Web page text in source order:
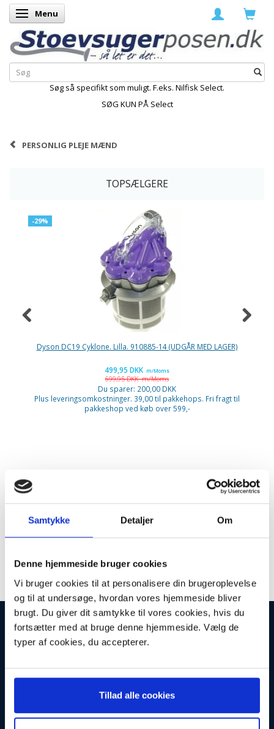
Samtykke Detaljer Om
Denne hjemmeside bruger cookies
Vi bruger cookies til at personalisere din brugeroplevelse
og til at undersøge, hvordan vores hjemmeside bliver
brugt. Du giver dit samtykke til vores cookies, hvis du
fortsætter med at bruge denne hjemmeside. Vælg de
typer af cookies, du accepterer.
Tillad alle cookies
Skifte navigation
Menu
Søg så specifikt som muligt. F.eks. Nilfisk Select.
SØG KUN PÅ Select
PERSONLIG PLEJE MÆND
TOPSÆLGERE
-29%
Dyson DC19 Cyklone. Lilla. 910885-14 (UDGÅR MED LAGER)
499,95 DKK m/Moms
699,95 DKKm/Moms
Du sparer: 200,00 DKK
Plus leveringsomkostninger. 39,00 til pakkehops. Fri fragt til
pakkeshop ved køb over 599,-
Tilbehør til
barbermaskiner
INFORMATIONER
Fortrydelsesret
Fragt og Levering